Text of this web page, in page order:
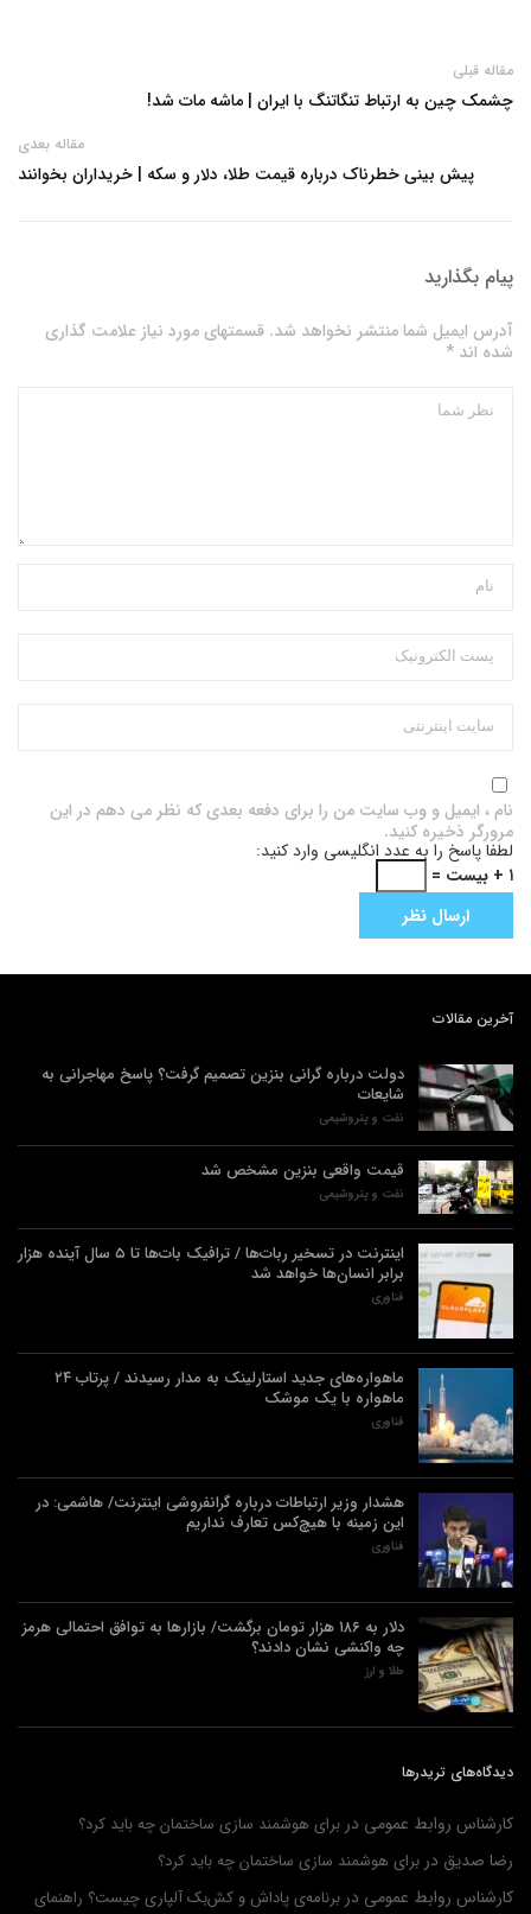
مقاله قبلی
چشمک چین به ارتباط تنگاتنگ با ایران | ماشه مات شد!
مقاله بعدی
پیش بینی خطرناک درباره قیمت طلا، دلار و سکه | خریداران بخوانند
پیام بگذارید
آدرس ایمیل شما منتشر نخواهد شد. قسمتهای مورد نیاز علامت گذاری
شده اند *
نام ، ایمیل و وب سایت من را برای دفعه بعدی که نظر می دهم در این
مرورگر ذخیره کنید.
لطفا پاسخ را به عدد انگلیسی وارد کنید:
۱ + بیست =
آخرین مقالات
دولت درباره گرانی بنزین تصمیم گرفت؟ پاسخ مهاجرانی به
شایعات
نفت و پتروشیمی
قیمت واقعی بنزین مشخص شد
نفت و پتروشیمی
اینترنت در تسخیر ربات‌ها / ترافیک بات‌ها تا ۵ سال آینده هزار
برابر انسان‌ها خواهد شد
فناوری
ماهواره‌های جدید استارلینک به مدار رسیدند / پرتاب ۲۴
ماهواره با یک موشک
فناوری
هشدار وزیر ارتباطات درباره گرانفروشی اینترنت/ هاشمی: در
این زمینه با هیچ‌کس تعارف نداریم
فناوری
دلار به ۱۸۶ هزار تومان برگشت/ بازارها به توافق احتمالی هرمز
چه واکنشی نشان دادند؟
طلا و ارز
دیدگاه‌های تریدرها
کارشناس روابط عمومی در برای هوشمند سازی ساختمان چه باید کرد؟
رضا صدیق در برای هوشمند سازی ساختمان چه باید کرد؟
کارشناس روابط عمومی در برنامه‌ی پاداش و کش‌بک آلپاری چیست؟ راهنمای